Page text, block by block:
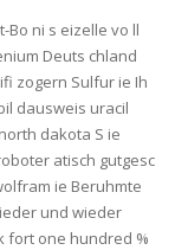
Bo ni s eizelle vo ll
Deuts chland
zogern Sulfur ie Ih
dausweis uracil
dakota S ie
atisch gutgesc
ie Beruhmte
und wieder
fort one hundred %